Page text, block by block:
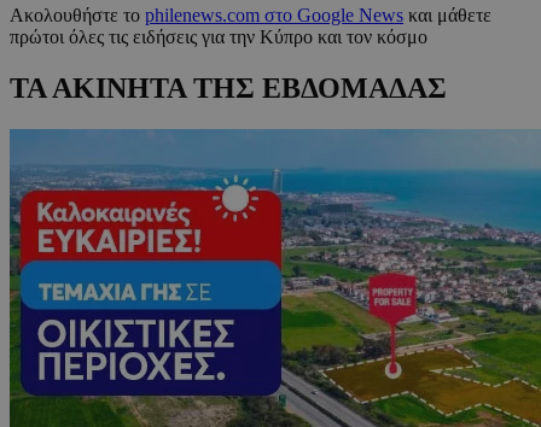
Ακολουθήστε το philenews.com στο Google News και μάθετε
πρώτοι όλες τις ειδήσεις για την Κύπρο και τον κόσμο
ΤΑ ΑΚΙΝΗΤΑ ΤΗΣ ΕΒΔΟΜΑΔΑΣ